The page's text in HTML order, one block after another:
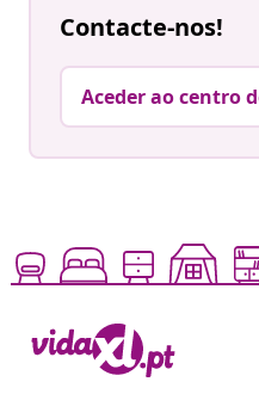
Contacte-nos!
Aceder ao centro